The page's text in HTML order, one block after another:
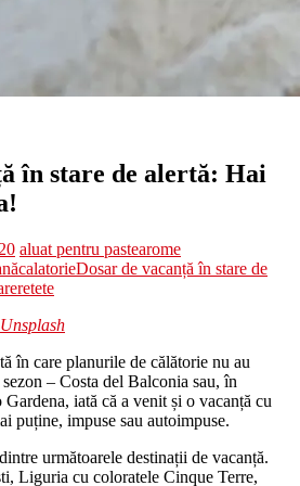
în stare de alertă: Hai
aluat pentru pastearome
calatorieDosar de vacanță în stare de
retete
Unsplash
în care planurile de călătorie nu au
– Costa del Balconia sau, în
iată că a venit și o vacanță cu
puține, impuse sau autoimpuse.
următoarele destinații de vacanță.
Liguria cu coloratele Cinque Terre,